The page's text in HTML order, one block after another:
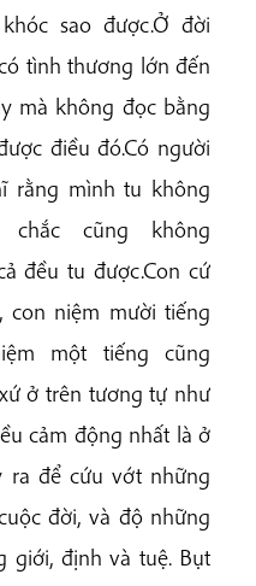
sao được.Ở đời
tình thương lớn đến
mà không đọc bằng
điều đó.Có người
rằng mình tu không
cũng không
đều tu được.Con cứ
niệm mười tiếng
một tiếng cũng
ở trên tương tự như
cảm động nhất là ở
ra để cứu vớt những
đời, và độ những
giới, định và tuệ. Bụt